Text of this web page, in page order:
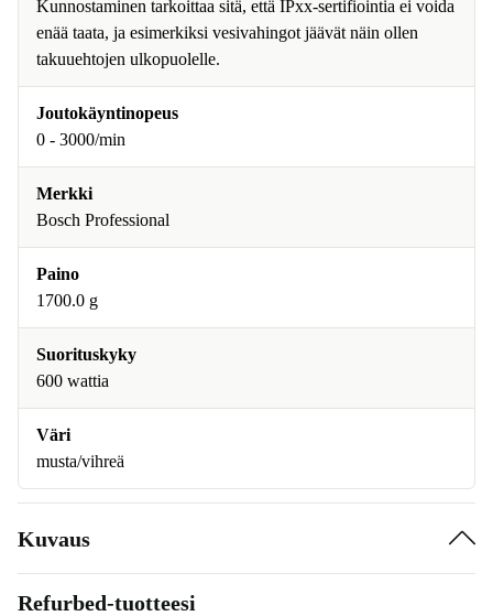
Kunnostaminen tarkoittaa sitä, että IPxx-sertifiointia ei voida
enää taata, ja esimerkiksi vesivahingot jäävät näin ollen
takuuehtojen ulkopuolelle.
Joutokäyntinopeus
0 - 3000/min
Merkki
Bosch Professional
Paino
1700.0 g
Suorituskyky
600 wattia
Väri
musta/vihreä
Kuvaus
Refurbed-tuotteesi